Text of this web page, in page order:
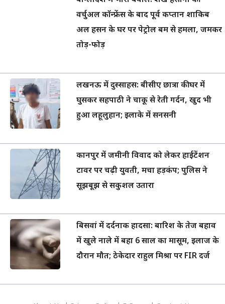
वर्चुअल कॉन्फ्रेंस के बाद पूर्व कप्तान शाकिब
अल हसन के घर पर पेट्रोल बम से हमला, जमकर
तोड़-फोड़
लखनऊ में दुस्साहस: बीसीए छात्रा की घर में
घुसकर सहपाठी ने चाकू से रेती गर्दन, खुद भी
हुआ लहूलुहान; इलाके में सनसनी
कानपुर में जमीनी विवाद को लेकर हाईटेंशन
टावर पर चढ़ी युवती, मचा हड़कंप; पुलिस ने
सूझबूझ से सकुशल उतारा
बिसवां में दर्दनाक हादसा: बारिश के तेज बहाव
में खुले नाले में बहा 6 साल का मासूम, इलाज के
दौरान मौत; ठेकेदार राहुल मिश्रा पर FIR दर्ज